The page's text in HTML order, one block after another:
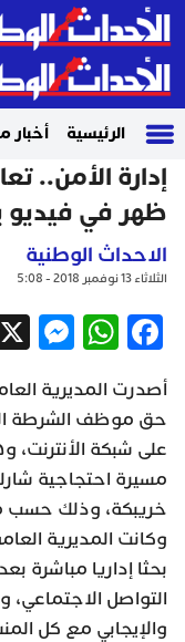
الرئيسية أخبار
إدارة الأمن..
ظهر في فيديو
الاحداث الوطنية
الثلاثاء 13 نوفمبر 2018 - 5:08
أصدرت المديرية
حق موظف الشرطة
على شبكة
مسيرة احتجاجية
خريبكة، وذلك حسب
وكانت المديرية
بحثا إداريا مباشرة
التواصل
والإيجابي مع كل